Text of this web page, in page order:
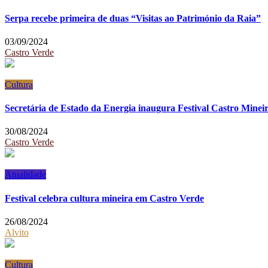
Serpa recebe primeira de duas “Visitas ao Património da Raia”
03/09/2024
Castro Verde
Cultura
Secretária de Estado da Energia inaugura Festival Castro
30/08/2024
Castro Verde
Atualidade
Festival celebra cultura mineira em Castro Verde
26/08/2024
Alvito
Cultura